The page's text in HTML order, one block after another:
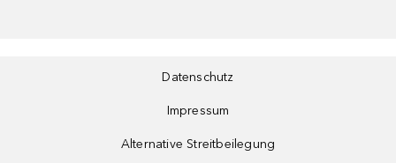
Datenschutz
Impressum
Alternative Streitbeilegung